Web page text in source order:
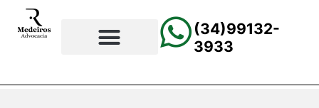
(34)99132-
3933